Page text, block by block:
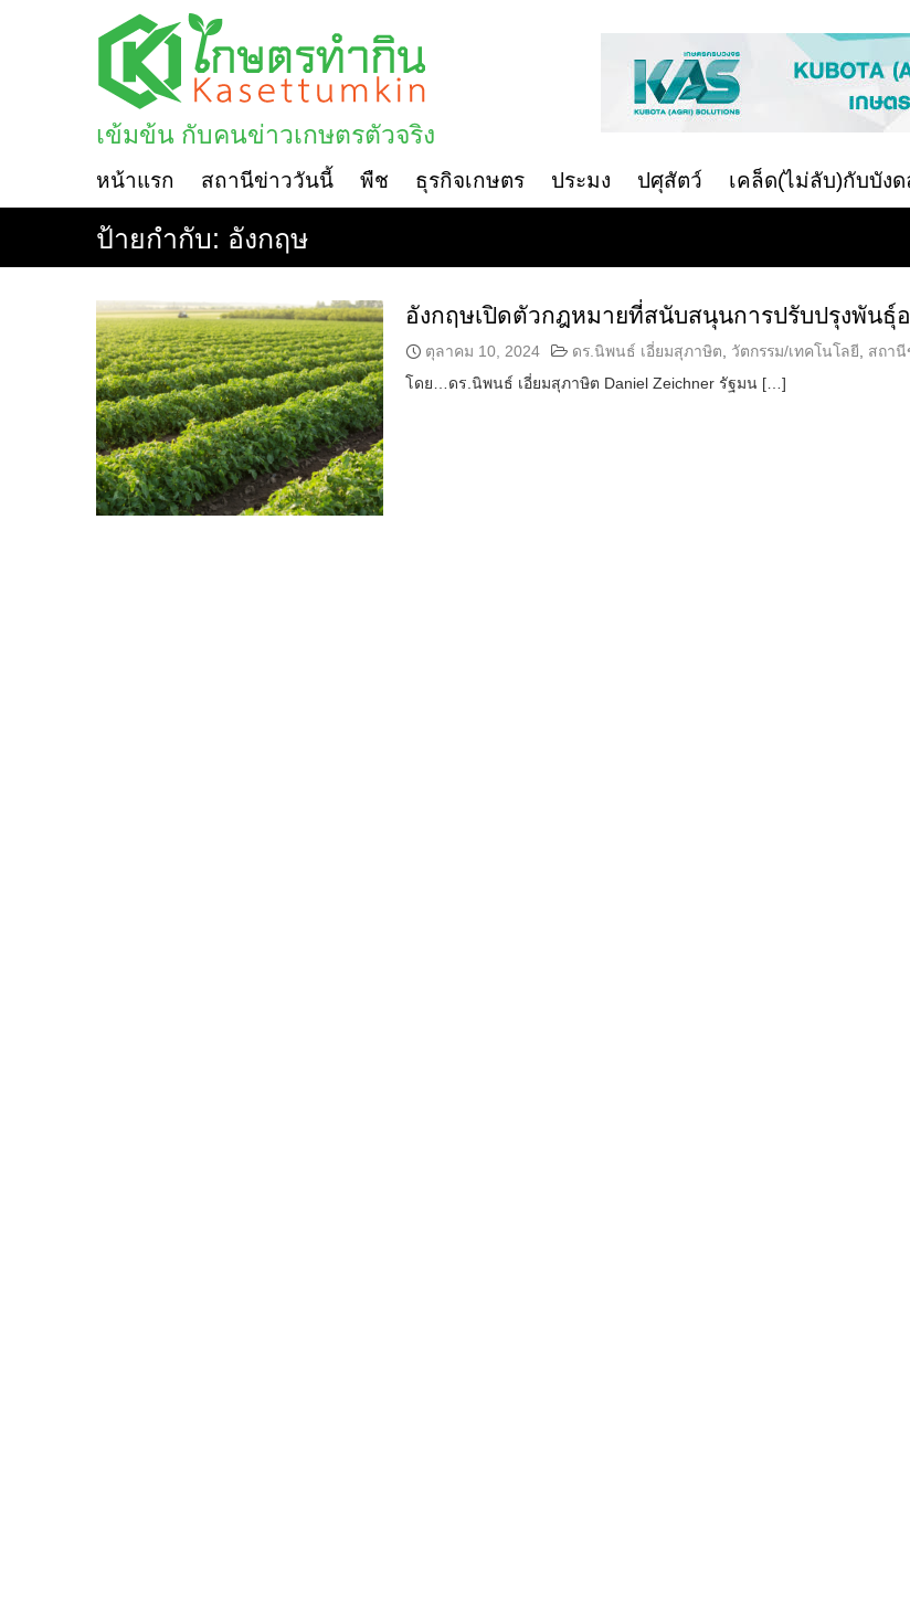
เข้มข้น กับคนข่าวเกษตรตัวจริง
หน้าแรก สถานีข่าววันนี้ พืช ธุรกิจเกษตร ประมง ปศุสัตว์ เคล็ด(ไม่ลับ)กับบังด
ป้ายกำกับ: อังกฤษ
อังกฤษเปิดตัวกฎหมายที่สนับสนุนการปรับปรุงพันธุ์
ตุลาคม 10, 2024 ดร.นิพนธ์ เอี่ยมสุภาษิต วัตกรรม/เทคโนโลยี
สถา
โดย…ดร.นิพนธ์ เอี่ยมสุภาษิต Daniel Zeichner รัฐมน […]